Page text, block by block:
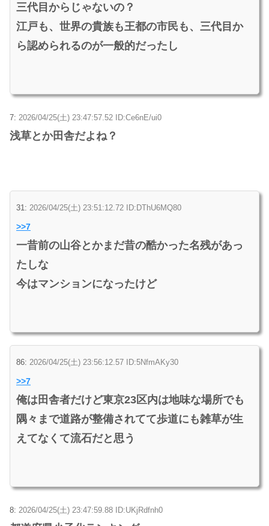
三代目からじゃないの？
江戸も、世界の貴族も王都の市民も、三代目か
ら認められるのが一般的だったし
7: 2026/04/25(土) 23:47:57.52 ID:Ce6nE/ui0
浅草とか田舎だよね？
31: 2026/04/25(土) 23:51:12.72 ID:DThU6MQ80
>>7
一昔前の山谷とかまだ昔の酷かった名残があっ
たしな
今はマンションになったけど
86: 2026/04/25(土) 23:56:12.57 ID:5NfmAKy30
>>7
俺は田舎者だけど東京23区内は地味な場所でも
隅々まで道路が整備されてて歩道にも雑草が生
えてなくて流石だと思う
8: 2026/04/25(土) 23:47:59.88 ID:UKjRdfnh0